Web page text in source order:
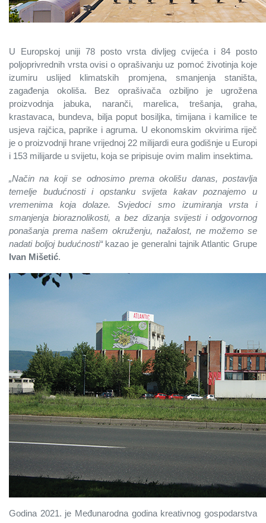
U Europskoj uniji 78 posto vrsta divljeg cvijeća i 84 posto
poljoprivrednih vrsta ovisi o oprašivanju uz pomoć životinja koje
izumiru uslijed klimatskih promjena, smanjenja staništa,
zagađenja okoliša. Bez oprašivača ozbiljno je ugrožena
proizvodnja jabuka, naranči, marelica, trešanja, graha,
krastavaca, bundeva, bilja poput bosiljka, timijana i kamilice te
usjeva rajčica, paprike i agruma. U ekonomskim okvirima riječ
je o proizvodnji hrane vrijednoj 22 milijardi eura godišnje u Europi
i 153 milijarde u svijetu, koja se pripisuje ovim malim insektima.
„Način na koji se odnosimo prema okolišu danas, postavlja
temelje budućnosti i opstanku svijeta kakav poznajemo u
vremenima koja dolaze. Svjedoci smo izumiranja vrsta i
smanjenja bioraznolikosti, a bez dizanja svijesti i odgovornog
ponašanja prema našem okruženju, nažalost, ne možemo se
nadati boljoj budućnosti“kazao je generalni tajnik Atlantic Grupe
Ivan Mišetić.
Godina 2021. je Međunarodna godina kreativnog gospodarstva